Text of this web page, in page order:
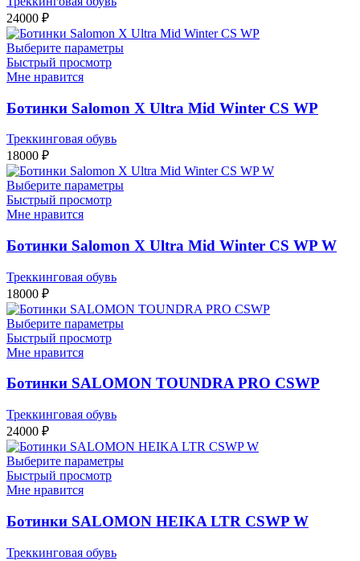
24000 ₽
Выберите параметры
Быстрый просмотр
Мне нравится
Ботинки Salomon X Ultra Mid Winter CS WP
Треккинговая обувь
18000 ₽
Выберите параметры
Быстрый просмотр
Мне нравится
Ботинки Salomon X Ultra Mid Winter CS WP W
Треккинговая обувь
18000 ₽
Выберите параметры
Быстрый просмотр
Мне нравится
Ботинки SALOMON TOUNDRA PRO CSWP
Треккинговая обувь
24000 ₽
Выберите параметры
Быстрый просмотр
Мне нравится
Ботинки SALOMON HEIKA LTR CSWP W
Треккинговая обувь